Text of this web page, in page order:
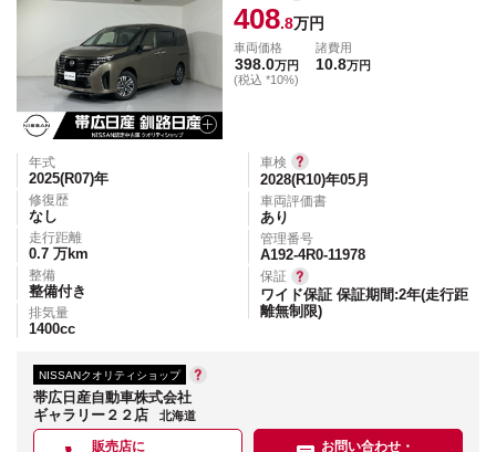
408.8万円
車両価格
398.0万円
(税込 *10%)
諸費用
10.8万円
年式
2025(R07)年
修復歴
なし
走行距離
0.7 万km
整備
整備付き
排気量
1400cc
車検
2028(R10)年05月
車両評価書
あり
管理番号
A192-4R0-11978
保証
ワイド保証 保証期間:2年(走行距
離無制限)
NISSANクオリティショップ
帯広日産自動車株式会社
ギャラリー２２店
北海道
販売店に
お問い合わせ・